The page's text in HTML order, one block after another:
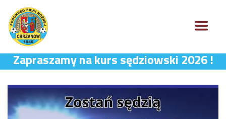
Zapraszamy na kurs sędziowski 2026 !